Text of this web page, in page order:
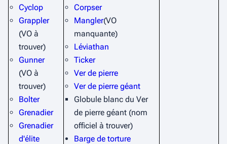
Cyclop
Grappler
(VO à
trouver)
Gunner
(VO à
trouver)
Bolter
Grenadier
Grenadier
d'élite
Corpser
Mangler(VO
manquante)
Léviathan
Ticker
Ver de pierre
Ver de pierre géant
Globule blanc du Ver
de pierre géant (nom
officiel à trouver)
Barge de torture